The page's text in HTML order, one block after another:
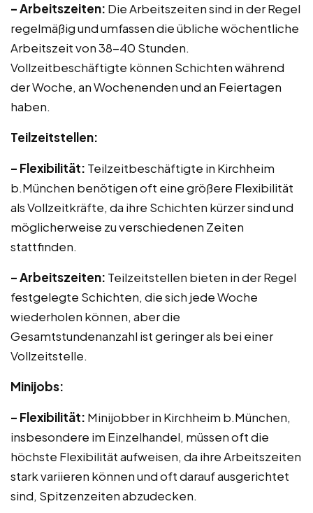
– Arbeitszeiten: Die Arbeitszeiten sind in der Regel
regelmäßig und umfassen die übliche wöchentliche
Arbeitszeit von 38-40 Stunden.
Vollzeitbeschäftigte können Schichten während
der Woche, an Wochenenden und an Feiertagen
haben.
Teilzeitstellen:
– Flexibilität: Teilzeitbeschäftigte in Kirchheim
b.München benötigen oft eine größere Flexibilität
als Vollzeitkräfte, da ihre Schichten kürzer sind und
möglicherweise zu verschiedenen Zeiten
stattfinden.
– Arbeitszeiten: Teilzeitstellen bieten in der Regel
festgelegte Schichten, die sich jede Woche
wiederholen können, aber die
Gesamtstundenanzahl ist geringer als bei einer
Vollzeitstelle.
Minijobs:
– Flexibilität: Minijobber in Kirchheim b.München,
insbesondere im Einzelhandel, müssen oft die
höchste Flexibilität aufweisen, da ihre Arbeitszeiten
stark variieren können und oft darauf ausgerichtet
sind, Spitzenzeiten abzudecken.